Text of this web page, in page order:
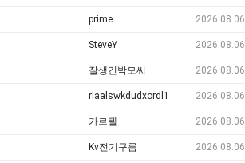
prime 2026.08.06
SteveY 2026.08.06
잘생긴박모씨 2026.08.06
rlaalswkdudxordl1 2026.08.06
카르텔 2026.08.06
Kv전기구름 2026.08.06